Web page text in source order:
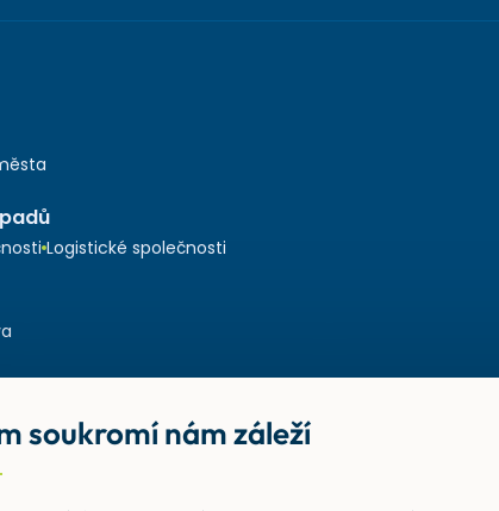
Logistické společnosti
soukromí nám záleží